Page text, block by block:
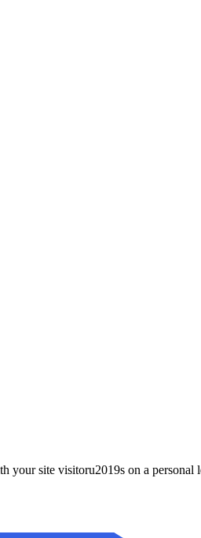
site visitoru2019s on a personal